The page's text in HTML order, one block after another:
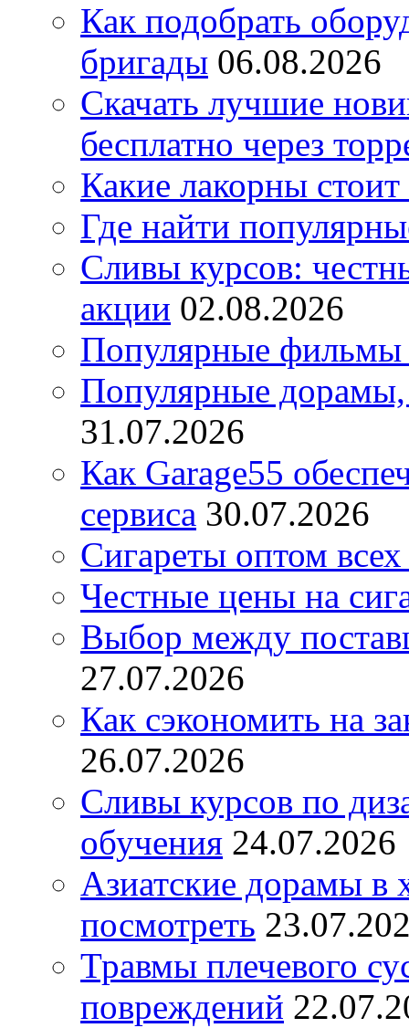
Как подобрать
бригады 06.08.2026
Скачать лучшие
бесплатно через
Какие лакорны стоит
Где найти
Сливы курсов:
акции 02.08.2026
Популярные фильмы
Популярные дорамы,
31.07.2026
Как Garage55
сервиса 30.07.2026
Сигареты оптом
Честные цены на
Выбор между
27.07.2026
Как сэкономить на
26.07.2026
Сливы курсов по
обучения 24.07.2026
Азиатские дорамы в
посмотреть
Травмы плечевого
повреждений